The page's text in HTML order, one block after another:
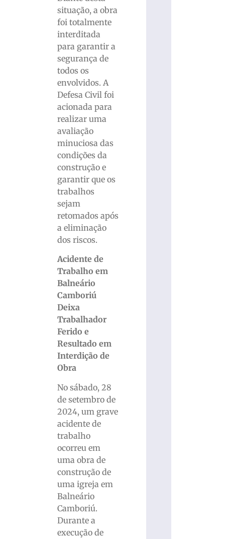
situação, a obra
foi totalmente
interditada
para garantir a
segurança de
todos os
envolvidos. A
Defesa Civil foi
acionada para
realizar uma
avaliação
minuciosa das
condições da
construção e
garantir que os
trabalhos
sejam
retomados após
a eliminação
dos riscos.
Acidente de
Trabalho em
Balneário
Camboriú
Deixa
Trabalhador
Ferido e
Resultado em
Interdição de
Obra
No sábado, 28
de setembro de
2024, um grave
acidente de
trabalho
ocorreu em
uma obra de
construção de
uma igreja em
Balneário
Camboriú.
Durante a
execução de